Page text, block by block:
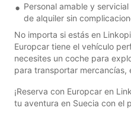
Personal amable y
de alquiler sin
No importa si estás en
Europcar tiene el vehículo
necesites un coche para
para transportar mercancías,
¡Reserva con Europcar en
tu aventura en Suecia con el